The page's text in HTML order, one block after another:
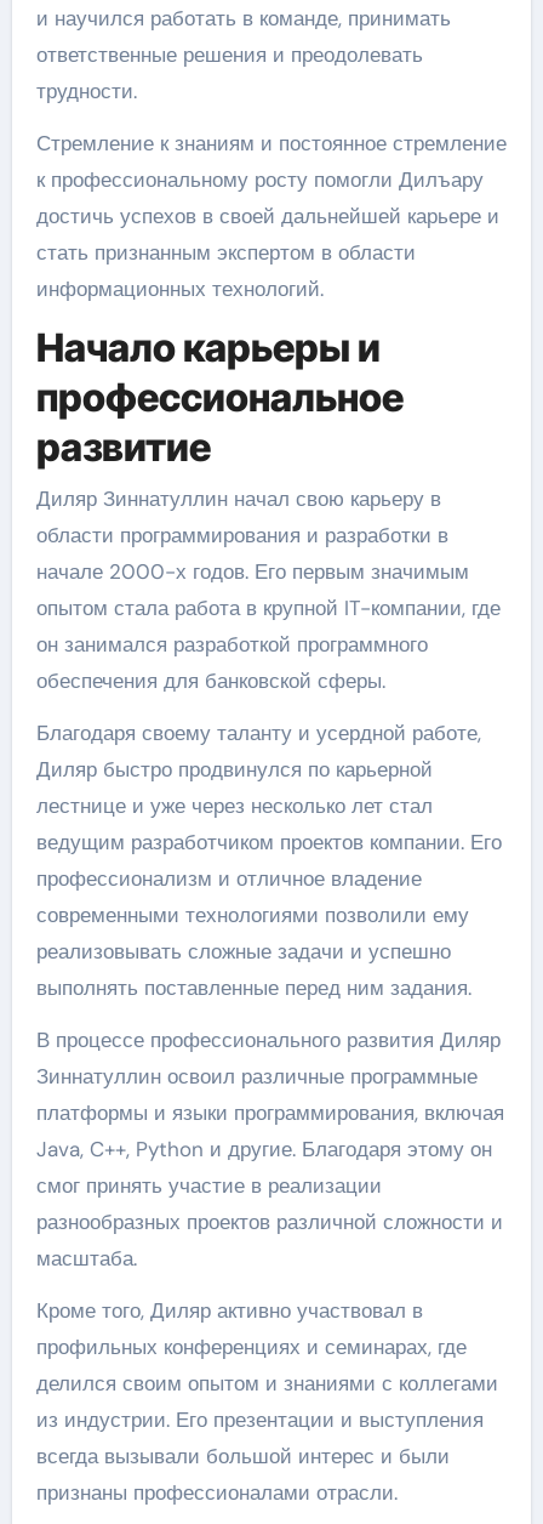
и научился работать в команде, принимать
ответственные решения и преодолевать
трудности.
Стремление к знаниям и постоянное стремление
к профессиональному росту помогли Дилъару
достичь успехов в своей дальнейшей карьере и
стать признанным экспертом в области
информационных технологий.
Начало карьеры и
профессиональное
развитие
Диляр Зиннатуллин начал свою карьеру в
области программирования и разработки в
начале 2000-х годов. Его первым значимым
опытом стала работа в крупной IT-компании, где
он занимался разработкой программного
обеспечения для банковской сферы.
Благодаря своему таланту и усердной работе,
Диляр быстро продвинулся по карьерной
лестнице и уже через несколько лет стал
ведущим разработчиком проектов компании. Его
профессионализм и отличное владение
современными технологиями позволили ему
реализовывать сложные задачи и успешно
выполнять поставленные перед ним задания.
В процессе профессионального развития Диляр
Зиннатуллин освоил различные программные
платформы и языки программирования, включая
Java, C++, Python и другие. Благодаря этому он
смог принять участие в реализации
разнообразных проектов различной сложности и
масштаба.
Кроме того, Диляр активно участвовал в
профильных конференциях и семинарах, где
делился своим опытом и знаниями с коллегами
из индустрии. Его презентации и выступления
всегда вызывали большой интерес и были
признаны профессионалами отрасли.